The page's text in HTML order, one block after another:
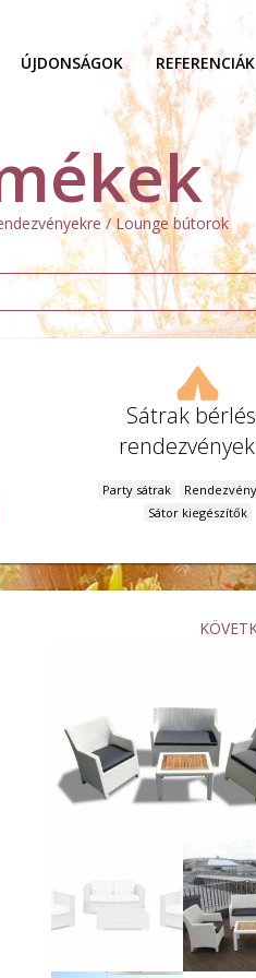
ÚJDONSÁGOK REFERENCIÁK
/ Lounge bútorok
Sátrak
Party sátrak
Sátor kiegészítők